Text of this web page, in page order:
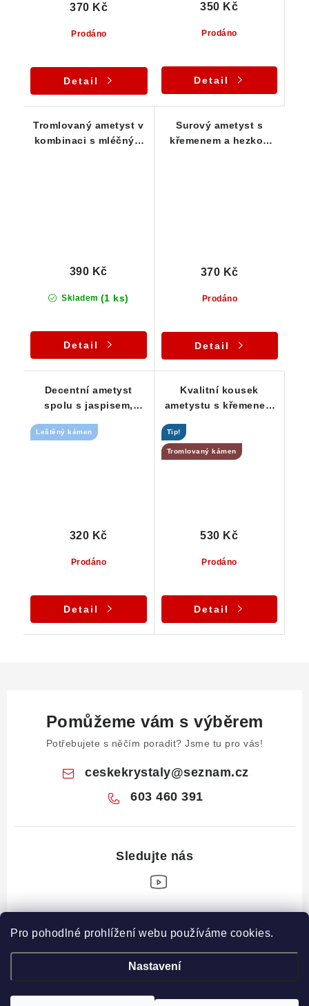
Pro pohodlné prohlížení webu používáme cookies.
Nastavení
Prodáno
370 Kč
Detail
Prodáno
350 Kč
Detail
Tromlovaný ametyst v
kombinaci s mléčným
Skladem (1 ks)
390 Kč
Detail
Surový ametyst s
křemenem a hezkou
Prodáno
370 Kč
Detail
Decentní ametyst
spolu s jaspisem,
Leštěný kámen
Prodáno
320 Kč
Detail
Kvalitní kousek
ametystu s křemenem
Tip!
Tromlovaný kámen
Prodáno
530 Kč
Detail
Pomůžeme vám s výběrem
Potřebujete s něčím poradit? Jsme tu pro vás!
ceskekrystaly@seznam.cz
603 460 391
Z
Informace pro vás
Obchodní podmínky